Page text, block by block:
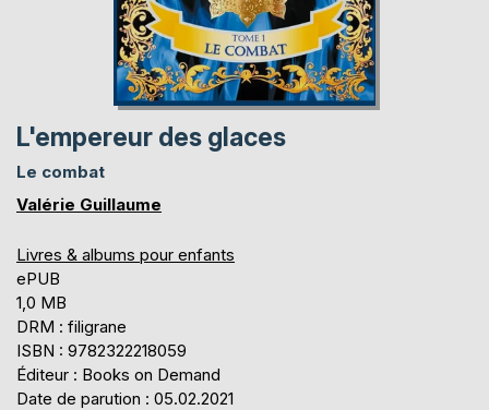
L'empereur des glaces
Le combat
Valérie Guillaume
Livres & albums pour enfants
ePUB
1,0 MB
DRM : filigrane
ISBN : 9782322218059
Éditeur : Books on Demand
Date de parution : 05.02.2021